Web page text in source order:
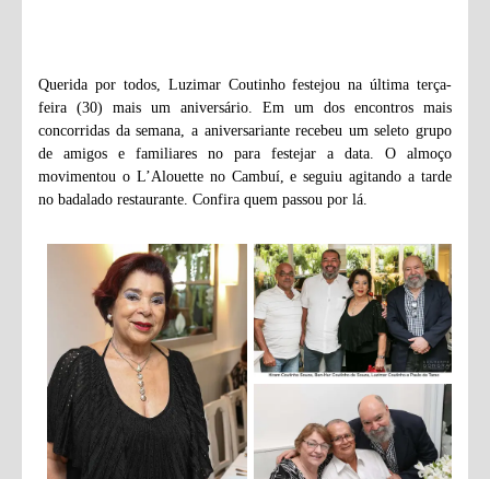
Querida por todos, Luzimar Coutinho festejou na última terça-
feira (30) mais um aniversário. Em um dos encontros mais
concorridas da semana, a aniversariante recebeu um seleto grupo
de amigos e familiares no para festejar a data. O almoço
movimentou o L’Alouette no Cambuí, e seguiu agitando a tarde
no badalado restaurante. Confira quem passou por lá.